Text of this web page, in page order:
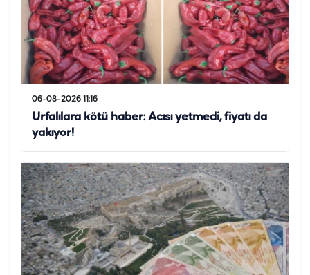
06-08-2026 11:16
Urfalılara kötü haber: Acısı yetmedi, fiyatı da
yakıyor!